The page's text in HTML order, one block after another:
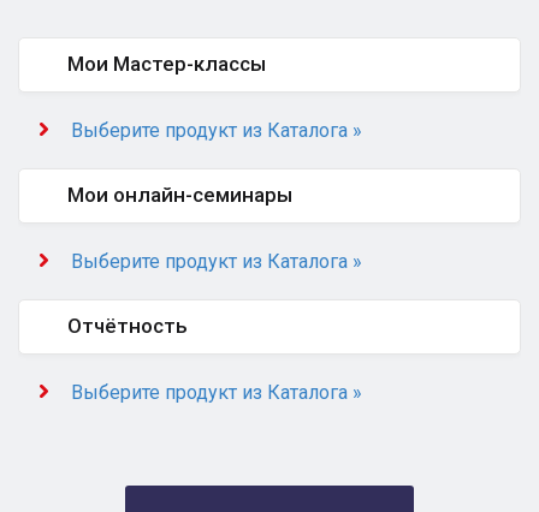
Мои Мастер-классы
Выберите продукт из Каталога »
Мои онлайн-семинары
Выберите продукт из Каталога »
Отчётность
Выберите продукт из Каталога »